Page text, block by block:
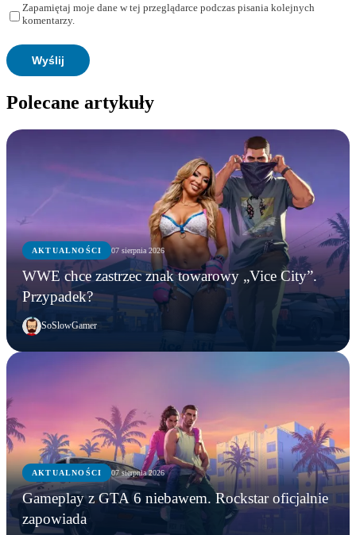
Zapamiętaj moje dane w tej przeglądarce podczas pisania kolejnych
komentarzy.
Polecane artykuły
AKTUALNOŚCI 07 sierpnia 2026
WWE chce zastrzec znak towarowy „Vice City”.
Przypadek?
SoSlowGamer
AKTUALNOŚCI 07 sierpnia 2026
Gameplay z GTA 6 niebawem. Rockstar oficjalnie
zapowiada